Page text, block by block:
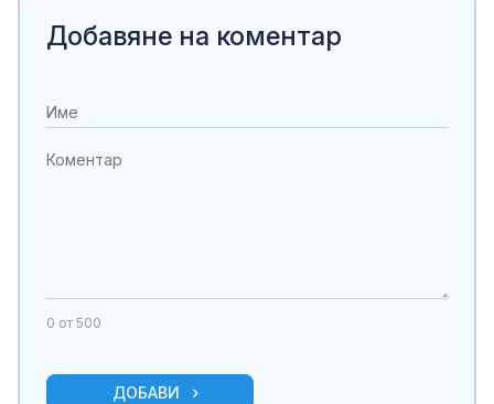
Добавяне на коментар
0 от 500
ДОБАВИ